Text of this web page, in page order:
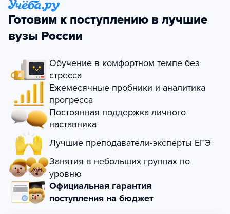
Готовим к поступлению в лучшие
вузы России
Обучение в комфортном темпе без
стресса
Ежемесячные пробники и аналитика
прогресса
Постоянная поддержка личного
наставника
Лучшие преподаватели-эксперты ЕГЭ
Занятия в небольших группах по
уровню
Официальная гарантия
поступления на бюджет